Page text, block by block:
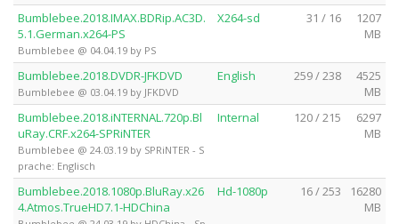
Bumblebee.2018.IMAX.BDRip.AC3D.
5.1.German.x264-PS
Bumblebee @ 04.04.19 by PS
X264-sd 31 / 16
1207
MB
Bumblebee.2018.DVDR-JFKDVD
Bumblebee @ 03.04.19 by JFKDVD
English 259 / 238
4525
MB
Bumblebee.2018.iNTERNAL.720p.Bl
uRay.CRF.x264-SPRiNTER
Bumblebee @ 24.03.19 by SPRiNTER - S
prache: Englisch
Internal 120 / 215
6297
MB
Bumblebee.2018.1080p.BluRay.x26
4.Atmos.TrueHD7.1-HDChina
Hd-1080p 16 / 253
16280
MB